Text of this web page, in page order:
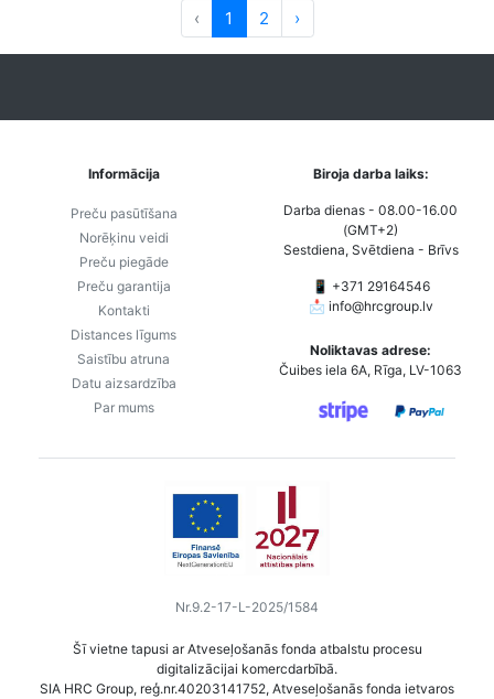
‹ 1 2 ›
Informācija
Preču pasūtīšana
Norēķinu veidi
Preču piegāde
Preču garantija
Kontakti
Distances līgums
Saistību atruna
Datu aizsardzība
Par mums
Biroja darba laiks:
Darba dienas - 08.00-16.00
(GMT+2)
Sestdiena, Svētdiena - Brīvs
📱 +371 29164546
📩 info@hrcgroup.lv
Noliktavas adrese:
Čuibes iela 6A, Rīga, LV-1063
Nr.9.2-17-L-2025/1584
Šī vietne tapusi ar Atveseļošanās fonda atbalstu procesu
digitalizācijai komercdarbībā.
SIA HRC Group, reģ.nr.40203141752, Atveseļošanās fonda ietvaros